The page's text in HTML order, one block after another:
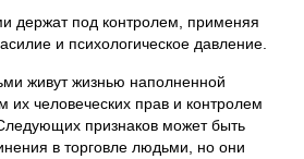
держат под контролем, применяя
и психологическое давление.
живут жизнью наполненной
человеческих прав и контролем
признаков может быть
в торговле людьми, но они